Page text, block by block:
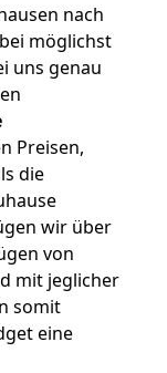
nach
möglichst
uns genau
Preisen,
die
wir über
von
mit jeglicher
somit
eine